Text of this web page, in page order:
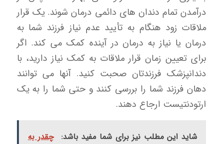
درآمدن تمام دندان های دائمی درمان شوند. یک قرار
ملاقات زود هنگام به تأیید عدم نیاز فرزند شما به
درمان یا نیاز به درمان در آینده کمک می کند. اگر
برای تعیین زمان قرار ملاقات به کمک نیاز دارید، با
دندانپزشک فرزندتان صحبت کنید. آنها می توانند
دهان فرزند شما را بررسی کنند و حتی شما را به یک
ارتودنتیست ارجاع دهند.
شاید این مطلب نیز برای شما مفید باشد:
چقدر به